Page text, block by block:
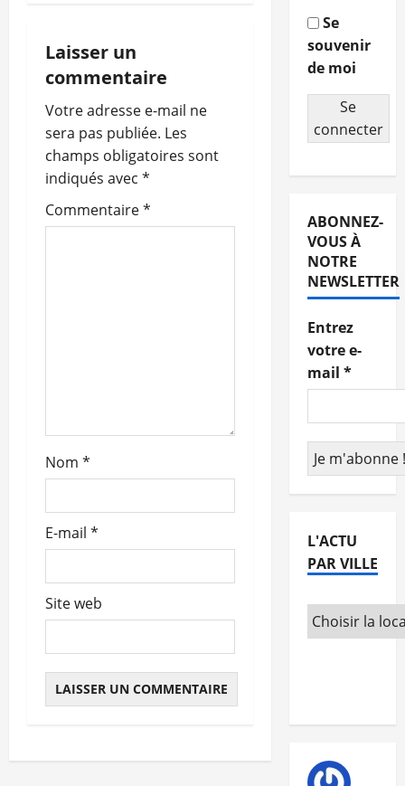
g
a
t
i
o
t
i
c
l
e
Laisser un
commentaire
Votre adresse e-mail ne
sera pas publiée. Les
champs obligatoires sont
indiqués avec *
Commentaire*
Nom *
E-mail *
Site web
Se
souvenir
de moi
Se
connecter
ABONNEZ-
VOUS À
NOTRE
NEWSLETTER
Entrez
votre e-
mail *
L'ACTU
PAR VILLE